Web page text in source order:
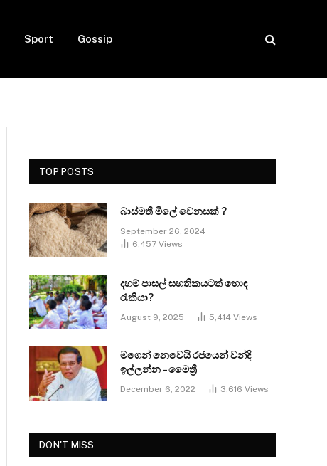
Sport Gossip
TOP POSTS
බාස්මතී මිලේ වෙනසක් ?
September 26, 2024
6,457 Views
දහම් පාසල් සහතිකයටත් හොඳ
රැකියා?
August 9, 2025 5,414 Views
මගෙන් නෙවෙයි රජයෙන් වන්දි
ඉල්ලන්න – මෛත්‍රී
December 6, 2022 3,616 Views
DON'T MISS